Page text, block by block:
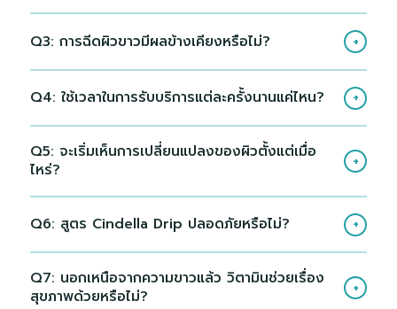
Q3: การฉีดผิวขาวมีผลข้างเคียงหรือไม่? +
Q4: ใช้เวลาในการรับบริการแต่ละครั้งนานแค่ไหน? +
Q5: จะเริ่มเห็นการเปลี่ยนแปลงของผิวตั้งแต่เมื่อ
ไหร่?
+
Q6: สูตร Cindella Drip ปลอดภัยหรือไม่? +
Q7: นอกเหนือจากความขาวแล้ว วิตามินช่วยเรื่อง
สุขภาพด้วยหรือไม่?
+